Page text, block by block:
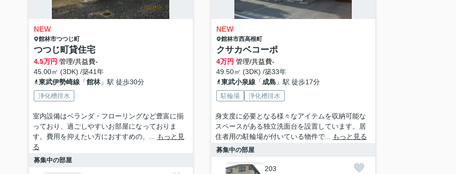
NEW
館林市つつじ町
つつじ町貸住宅
4.5万円 管理/共益費-
45.00㎡ (3DK) /築41年
東武伊勢崎線「館林」駅 徒歩30分
浄化槽排水
室内設備はベランダ・フローリングなど豊富に揃
っており、過ごしやすいお部屋になっておりま
す。費用を抑えたい方におすすめの、...
もっと見
る
募集中の部屋
NEW
館林市西高根町
クサカベコーポ
4万円 管理/共益費-
49.50㎡ (3DK) /築33年
東武小泉線「成島 」駅 徒歩17分
駐輪場 浄化槽排水
身支度に必要となる様々なアイテムを収納可能な
スペースがある独立洗面台を設置しています。居
住者用の駐輪場が付いている物件で...
もっと見る
募集中の部屋
203